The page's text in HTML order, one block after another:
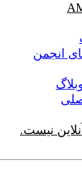
انجمن